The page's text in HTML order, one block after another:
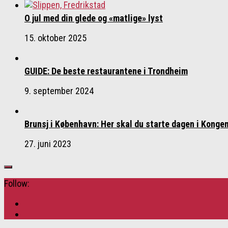
O jul med din glede og «matlige» lyst
15. oktober 2025
GUIDE: De beste restaurantene i Trondheim
9. september 2024
Brunsj i København: Her skal du starte dagen i
27. juni 2023
Follow: